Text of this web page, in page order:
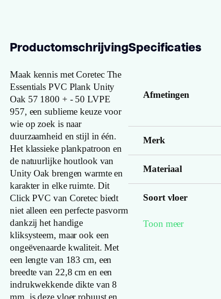
Productomschrijving
Maak kennis met Coretec The
Essentials PVC Plank Unity
Oak 57 1800 + - 50 LVPE
957, een sublieme keuze voor
wie op zoek is naar
duurzaamheid en stijl in één.
Het klassieke plankpatroon en
de natuurlijke houtlook van
Unity Oak brengen warmte en
karakter in elke ruimte. Dit
Click PVC van Coretec biedt
niet alleen een perfecte pasvorm
dankzij het handige
kliksysteem, maar ook een
ongeëvenaarde kwaliteit. Met
een lengte van 183 cm, een
breedte van 22,8 cm en een
indrukwekkende dikte van 8
mm, is deze vloer robuust en
Specificaties
Afmetingen
Merk
Materiaal
Soort vloer
Kleurnummer
Toon meer